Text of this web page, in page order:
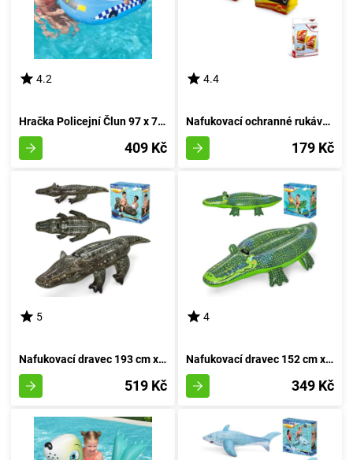
4.2
Hračka Policejní Člun 97 x 74 cm od Bestway 34153
409 Kč
4.4
Nafukovací ochranné rukávky s motivem auta od značky Mondo
179 Kč
5
Nafukovací dravec 193 cm x 94 cm od Bestway 41478
519 Kč
4
Nafukovací dravec 152 cm x 71 cm od Bestway - Model 41477
349 Kč